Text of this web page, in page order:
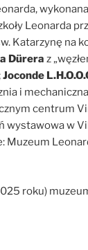
Leonarda
Katarzynę na
Dürera z
Joconde
i
centrum
wystawowa w
Muzeum
roku)